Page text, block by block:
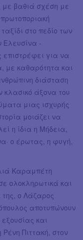
με βαθιά σχέση με
στο πεδίο των
Ελευσίνα -
επιστρέφει για να
με καθαρότητα και
διάσταση
κλασικό άξονα του
μιας ισχυρής
μοιάζει να
η ίδια η Μήδεια,
ο έρωτας, η φυγή,
Καραμπέτη
ολοκληρωτικά και
ο Λάζαρος
αποτυπώνουν
και
Πιττακή, στον